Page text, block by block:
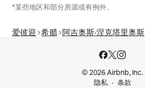
*某些地区和部分房源或有例外。
爱彼迎 希腊 阿吉奥斯·涅克塔里奥斯
© 2026 Airbnb, Inc.
隐私
条款